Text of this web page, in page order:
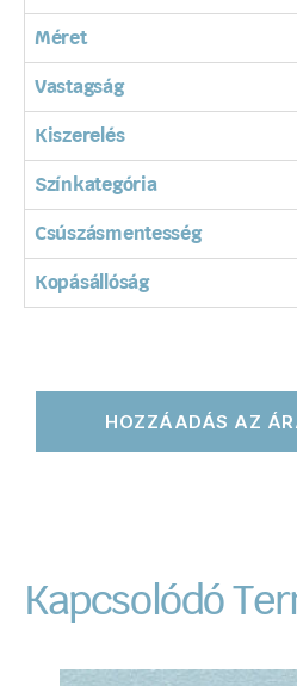
Méret
Vastagság
Kiszerelés
Színkategória
Csúszásmentesség
Kopásállóság
HOZZÁADÁS AZ
Kapcsolódó